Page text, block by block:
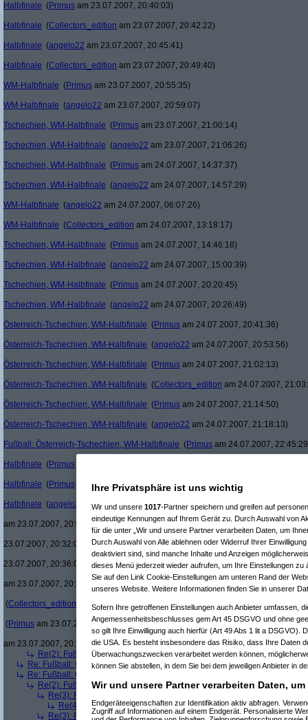
Halbfinale (Primus am 23.07.2007, 20:40:03)
Halbfinale (Collectors_edition am 23.07.2007, 20:42:22)
Halbfinale (angelo22 am 23.07.2007, 20:45:41)
Halbfinale (Collectors_edition am 23.07.2007, 20:49:40)
WM-Halbfinale (Primus am 23.07.2007, 20:55:35)
WM-Halbfinale (angelo22 am 23.07.2007, 20:59:07)
Tschechien, WM-Halbfinale (Primus am 23.07.2007, 21:00:14)
Tschechien, WM-Halbfinale (angelo22 am 23.07.2007, 21:06:26)
Tschechien, WM-Halbfinale (Primus am 24.07.2007, 14:37:37)
Tschechien, WM-Halbfinale (angelo22 am 24.07.2007, 14:57:29)
WM-Halbfinale (angelo22 am 24.07.2007, 06:07:26)
WM-Halbfinale (Collectors_edition am 24.07.2007, 13:18:17)
Tschechien, WM-Halbfinale (Primus am 24.07.2007, 14:46:18)
Tschechien, WM-Halbfinale (angelo22 am 24.07.2007, 15:00:39)
Tschechien, WM-Halbfinale (Primus am 24.07.2007, 20:20:45)
Tschechien, WM-Halbfinale (angelo22 am 24.07.2007, 20:26:49)
Österreich-Tschechien, WM-Halbfinale (Primus am 24.07.2007, 20:41:36)
Österreich-Tschechien, WM-Halbfinale (angelo22 am 24.07.2007, 20:53:56)
Österreich-Tschechien, WM-Halbfinale (Primus am 24.07.2007, 21:02:13)
Österreich-Tschechien, WM-Halbfinale (Collectors_edition am 24.07.2007,
Österreich-Tschechien, WM-Halbfinale (Primus am 24.07.2007, 21:14:50)
Österreich-Tschechien, WM-Halbfinale (angelo22 am 24.07.2007, 21:18:13)
Fußball: Österreich-Tschechien, WM-Halbfinale (Primus am 24.07.2007,
Halbfinale (Primus
Halbfinale (Primus am 23.07.2007, 20:54:36)
Halbfinale (angelo22
am 23.07.2007, 20:41:32)
am 23.07.2007, 20:08:56)
23.07.2007, 20:32:02)
23.07.2007, 20:36:00)
am 23.07.2007, 20:36:28)
(Collectors_edition am 23.07.2007, 20:37:37)
(Primus am 23.07.2007, 20:39:40)
am 23.07.2007, 20:38:27)
Re(2): Fußball: Österreich-Tschechien, WM-Halbfinale (Babe am
Re: Fußball: Österreich-Tschechien, WM-Halbfinale(xxandlam
Re: Fußball: Österreich-Tschechien, WM-Halbfinale
Re(2): Fußball: Österreich-Tschechien, WM-Halbfinale(Primusam
Re(3): Fußball: Österreich-Tschechien, WM-Halbfinale
Re(4): Fußball: Österreich-Tschechien, WM-Halbfinale(Primusam
Re(3): Fußball: Österreich-Tschechien, WM-Halbfinale(bart99am
Ihre Privatsphäre ist uns wichtig
Wir und unsere 1017-Partner speichern und greifen auf
eindeutige Kennungen auf Ihrem Gerät zu. Durch Auswahl von
für die unter „Wir und unsere Partner verarbeiten Daten, um
Durch Auswahl von Alle ablehnen oder Widerruf Ihrer
deaktiviert sind, sind manche Inhalte und Anzeigen
dieses Menü jederzeit wieder aufrufen, um Ihre Einstellungen
Sie auf den Link Cookie-Einstellungen am unteren Rand der
unseres Website. Weitere Informationen finden Sie in unserer
Sofern Ihre getroffenen Einstellungen auch Anbieter umfassen,
Angemessenheitsbeschlusses gem Art 45 DSGVO und ohne
so gilt Ihre Einwilligung auch hierfür (Art 49 Abs 1 lit a DSGVO).
die USA. Es besteht insbesondere das Risiko, dass Ihre Daten
Überwachungszwecken verarbeitet werden können,
können Sie abstellen, in dem Sie bei dem jeweiligen Anbieter in
Wir und unsere Partner verarbeiten Daten,
Endgeräteeigenschaften zur Identifikation aktiv abfragen.
Zugriff auf Informationen auf einem Endgerät. Personalisierte